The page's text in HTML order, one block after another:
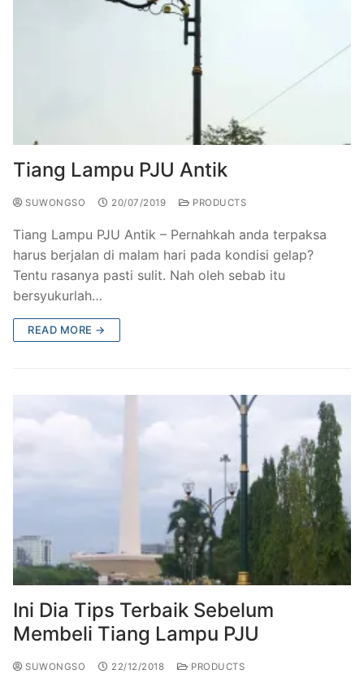
Tiang Lampu PJU Antik
SUWONGSO 20/07/2019 PRODUCTS
Tiang Lampu PJU Antik – Pernahkah anda terpaksa
harus berjalan di malam hari pada kondisi gelap?
Tentu rasanya pasti sulit. Nah oleh sebab itu
bersyukurlah…
READ MORE →
Ini Dia Tips Terbaik Sebelum
Membeli Tiang Lampu PJU
SUWONGSO 22/12/2018 PRODUCTS